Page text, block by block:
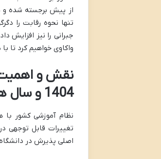
از پیش برجسته شده و
تنها نحوه رقابت را
جبرانی را نیز افزایش
واکاوی خواهیم کرد تا
نقش و
1404 و سال های آتی
نظام آموزشی کشور با
تغییرات قابل توجهی
اصلی پذیرش در